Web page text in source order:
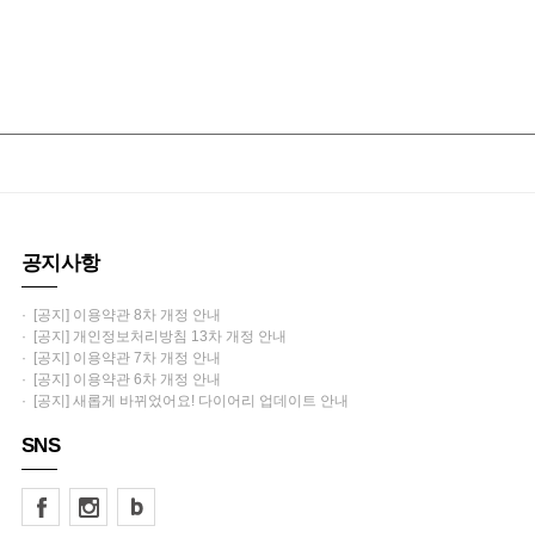
공지사항
· [공지] 이용약관 8차 개정 안내
· [공지] 개인정보처리방침 13차 개정 안내
· [공지] 이용약관 7차 개정 안내
· [공지] 이용약관 6차 개정 안내
· [공지] 새롭게 바뀌었어요! 다이어리 업데이트 안내
SNS